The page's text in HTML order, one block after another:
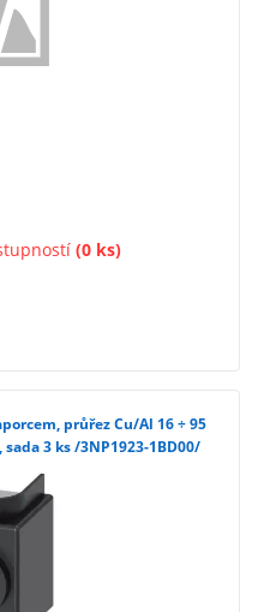
(0 ks)
průřez Cu/Al 16 ÷ 95
sada 3 ks /3NP1923-1BD00/